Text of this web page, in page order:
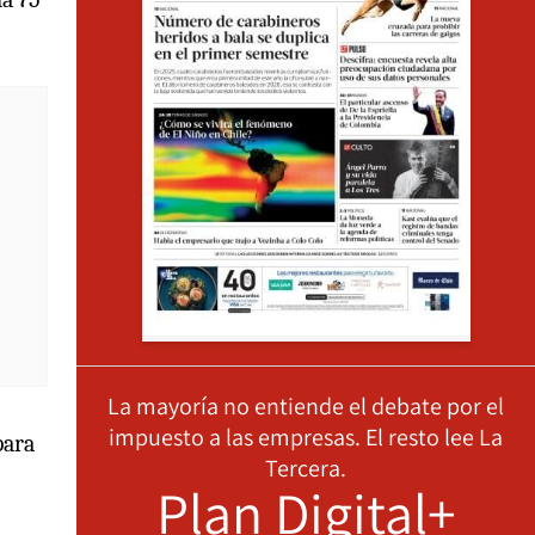
La mayoría no entiende el debate por el
impuesto a las empresas. El resto lee La
Tercera.
Plan Digital+